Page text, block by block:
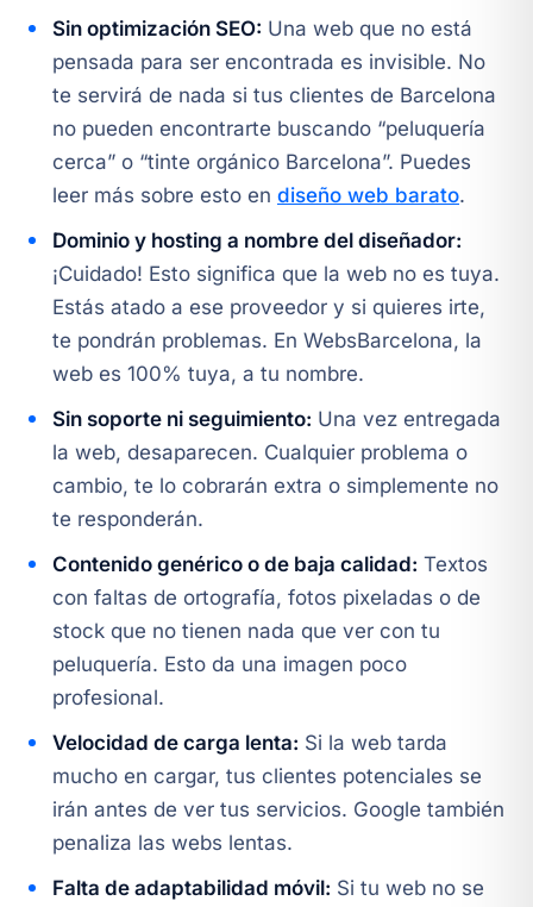
Sin optimización SEO: Una web que no está
pensada para ser encontrada es invisible. No
te servirá de nada si tus clientes de Barcelona
no pueden encontrarte buscando “peluquería
cerca” o “tinte orgánico Barcelona”. Puedes
leer más sobre esto en diseño web barato.
Dominio y hosting a nombre del diseñador:
¡Cuidado! Esto significa que la web no es tuya.
Estás atado a ese proveedor y si quieres irte,
te pondrán problemas. En WebsBarcelona, la
web es 100% tuya, a tu nombre.
Sin soporte ni seguimiento: Una vez entregada
la web, desaparecen. Cualquier problema o
cambio, te lo cobrarán extra o simplemente no
te responderán.
Contenido genérico o de baja calidad: Textos
con faltas de ortografía, fotos pixeladas o de
stock que no tienen nada que ver con tu
peluquería. Esto da una imagen poco
profesional.
Velocidad de carga lenta: Si la web tarda
mucho en cargar, tus clientes potenciales se
irán antes de ver tus servicios. Google también
penaliza las webs lentas.
Falta de adaptabilidad móvil: Si tu web no se